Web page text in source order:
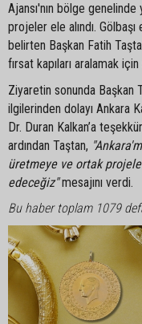
Ajansı'nın bölge
projeler ele alındı.
belirten Başkan Fatih
fırsat kapıları aralamak
Ziyaretin sonunda Başkan
ilgilerinden dolayı Ankara
Dr. Duran Kalkan’a
ardından Taştan,
üretmeye ve ortak
edeceğiz"mesajını verdi.
Bu haber toplam 1079